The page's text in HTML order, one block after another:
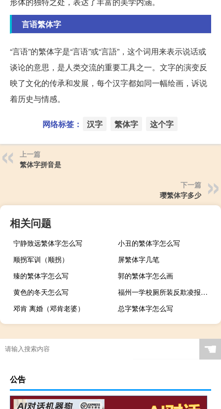
言语繁体字
“言语”的繁体字是“言语”或“言語”，这个词用来表示说话或
谈论的意思，是人类交流的重要工具之一。文字的演变反
映了文化的传承和发展，每个汉字都如同一幅绘画，诉说
着历史与情感。
网络标签： 汉字 繁体字 这个字
上一篇
繁体字拼音是
下一篇
璎繁体字多少
相关问题
宁静致远繁体字怎么写
小丑的繁体字怎么写
顺拐军训（顺拐）
屏繁体字几笔
臻的繁体字怎么写
郭的繁体字怎么画
黄色的冬天怎么写
福州一学校厕所装反欺凌报警器识别敏感词触发报警 到底什么情况呢
邓肯 离婚（邓肯老婆）
总字繁体字怎么写
☚
公告